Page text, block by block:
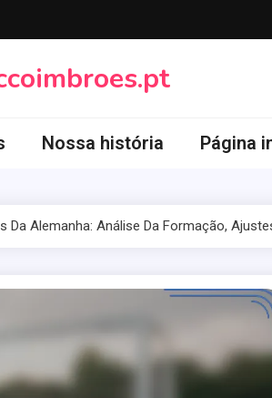
Nossa história Página
Da Alemanha: Análise Da Formação,